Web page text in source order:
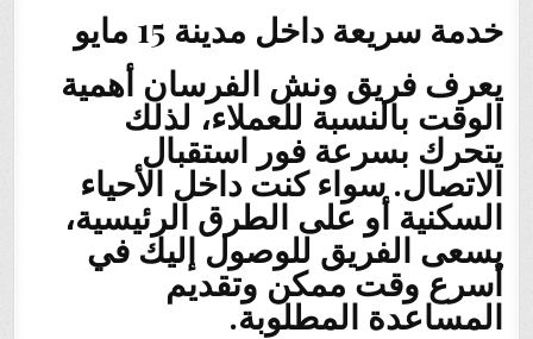
خدمة سريعة داخل مدينة 15 مايو
يعرف فريق ونش الفرسان أهمية
الوقت بالنسبة للعملاء، لذلك
يتحرك بسرعة فور استقبال
الاتصال. سواء كنت داخل الأحياء
السكنية أو على الطرق الرئيسية،
يسعى الفريق للوصول إليك في
أسرع وقت ممكن وتقديم
المساعدة المطلوبة.